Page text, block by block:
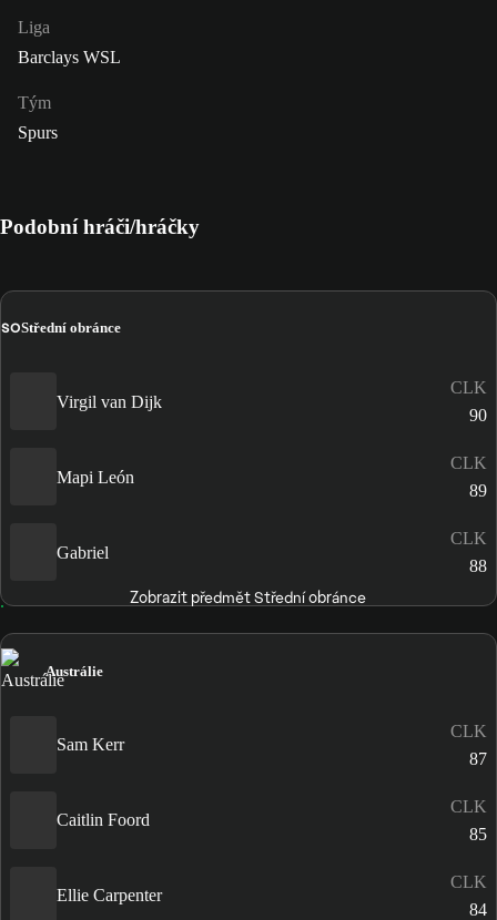
Liga
Barclays WSL
Tým
Spurs
Podobní hráči/hráčky
SOStřední obránce
Virgil van Dijk
CLK
90
Mapi León
CLK
89
Gabriel
CLK
88
Zobrazit předmět Střední obránce
Austrálie
Sam Kerr
CLK
87
Caitlin Foord
CLK
85
Ellie Carpenter
CLK
84